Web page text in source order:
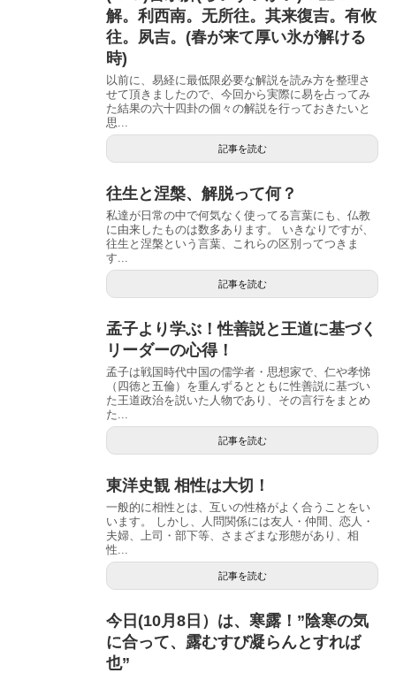
解。利西南。无所往。其来復吉。有攸
往。夙吉。(春が来て厚い氷が解ける
時)
以前に、易経に最低限必要な解説を読み方を整理さ
せて頂きましたので、今回から実際に易を占ってみ
た結果の六十四卦の個々の解説を行っておきたいと
思...
記事を読む
往生と涅槃、解脱って何？
私達が日常の中で何気なく使ってる言葉にも、仏教
に由来したものは数多あります。 いきなりですが、
往生と涅槃という言葉、これらの区別ってつきま
す...
記事を読む
孟子より学ぶ！性善説と王道に基づく
リーダーの心得！
孟子は戦国時代中国の儒学者・思想家で、仁や孝悌
（四徳と五倫）を重んずるとともに性善説に基づい
た王道政治を説いた人物であり、その言行をまとめ
た...
記事を読む
東洋史観 相性は大切！
一般的に相性とは、互いの性格がよく合うことをい
います。 しかし、人問関係には友人・仲間、恋人・
夫婦、上司・部下等、さまざまな形態があり、相
性...
記事を読む
今日(10月8日）は、寒露！”陰寒の気
に合って、露むすび凝らんとすれば
也”